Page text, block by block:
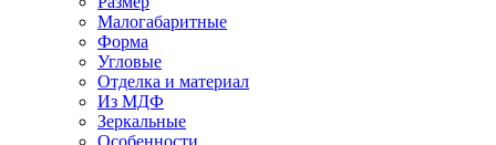
Малогабаритные
Форма
Угловые
Отделка и материал
Из МДФ
Зеркальные
Особенности